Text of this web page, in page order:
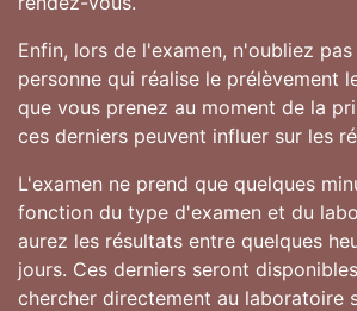
Enfin, lors de l'examen, n'oubliez
personne qui réalise le prélèvement
que vous prenez au moment de la
ces derniers peuvent influer sur les
L'examen ne prend que quelques
fonction du type d'examen et du
aurez les résultats entre quelques
jours. Ces derniers seront
chercher directement au laboratoire